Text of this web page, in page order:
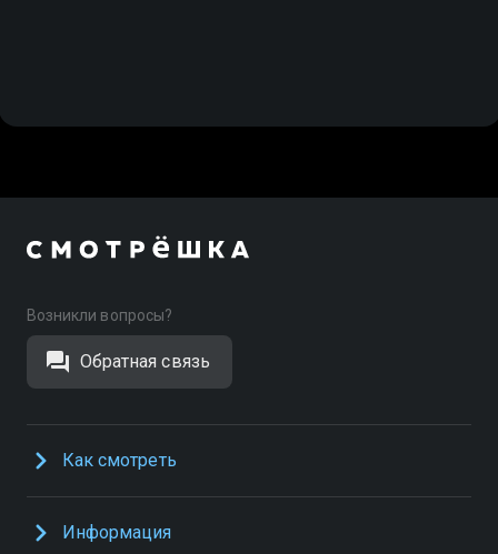
Возникли вопросы?
Обратная связь
Как смотреть
Информация